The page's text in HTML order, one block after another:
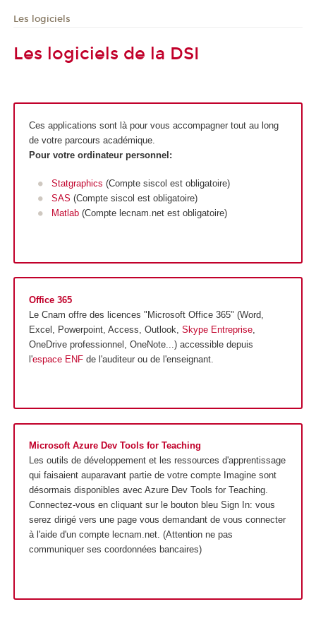
Les logiciels
Les logiciels de la DSI
Ces applications sont là pour vous accompagner tout au long
de votre parcours académique.
Pour votre ordinateur personnel:
Statgraphics (Compte siscol est obligatoire)
SAS (Compte siscol est obligatoire)
Matlab (Compte lecnam.net est obligatoire)
Office 365
Le Cnam offre des licences "Microsoft Office 365" (Word,
Excel, Powerpoint, Access, Outlook, Skype Entreprise,
OneDrive professionnel, OneNote...) accessible depuis
l'espace ENFde l'auditeur ou de l'enseignant.
Microsoft Azure Dev Tools for Teaching
Les outils de développement et les ressources d'apprentissage
qui faisaient auparavant partie de votre compte Imagine sont
désormais disponibles avec Azure Dev Tools for Teaching.
Connectez-vous en cliquant sur le bouton bleu Sign In: vous
serez dirigé vers une page vous demandant de vous connecter
à l'aide d'un compte lecnam.net. (Attention ne pas
communiquer ses coordonnées bancaires)